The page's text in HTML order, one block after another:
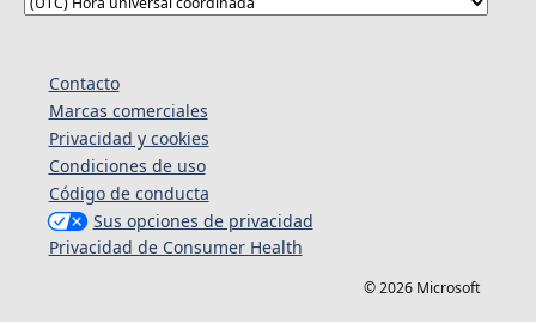
Contacto
Marcas comerciales
Privacidad y cookies
Condiciones de uso
Código de conducta
Sus opciones de privacidad
Privacidad de Consumer Health
© 2026 Microsoft